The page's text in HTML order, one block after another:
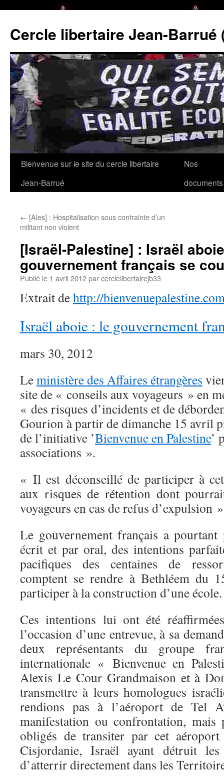
Cercle libertaire Jean-Barrué
Aller
au
Bienvenue sur le site du cercle libertaire
Jean-Barrué
Nos
documents
← [Ales] : Hospitalisation sous contrainte d’un
militant non violent
[Israël-Palestine] : Israël
gouvernement français se
Publié le 1 avril 2012parcerclelibertairejb33
Extrait dehttp://
Israël aboie : le gouvernement
mars 30, 2012
Leministère des Affaires étrangères
site de « conseils aux voyageurs » en
« des risques d’incidents et de
Gourion à partir de dimanche 15 avril
de l’initiative ’Bienvenue en Palestine’
associations ».
« Il est déconseillé de participer à
aux risques de rétention dont
voyageurs en cas de refus d’expulsion
Le gouvernement français a pourtant
écrit et par oral, des intentions
pacifiques des centaines de
comptent se rendre à Bethléem du
participer à la construction d’une école.
Ces intentions lui ont été
l’occasion d’une entrevue, à sa
deux représentants du groupe
internationale « Bienvenue en
Alexis Le Cour Grandmaison et à
transmettre à leurs homologues
rendions pas à l’aéroport de Tel
manifestation ou confrontation, mais
obligés de transiter par cet
Cisjordanie, Israël ayant détruit les
d’atterrir directement dans les